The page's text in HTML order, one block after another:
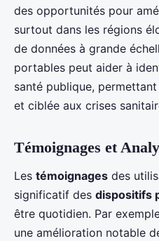
des opportunités pour
surtout dans les régions
de données à grande
portables peut aider à
santé publique,
et ciblée aux crises
Témoignages et
Les témoignages des
significatif des dispositifs
être quotidien. Par
une amélioration notable